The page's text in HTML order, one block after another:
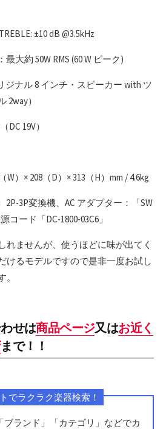
±10 dB @3.5kHz
大約 50W RMS (60 W ピーク)
ジナル 8 インチ・スピーカー with ツ
2way）
19V）
）× 208（D）× 313（H）mm / 4.6kg
3P変換機、AC アダプター：「SW
コード「DC-1800-03C6」
れませんが、使うほどに味が出てく
けるモデルですので是非一度お試し
せは商品ページ又はお近く
まで！！
でラクラク楽器検索！
ブランド」「カテゴリ」などでカ